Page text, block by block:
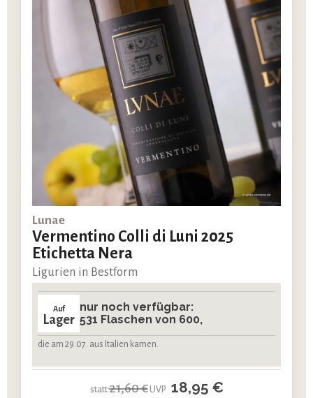
Lunae
Vermentino Colli di Luni 2025
Etichetta Nera
Ligurien in Bestform
Auf
Lager
nur noch verfügbar:
531 Flaschen von 600,
die am 29.07. aus Italien kamen.
statt21,60 €UVP 18,95 €